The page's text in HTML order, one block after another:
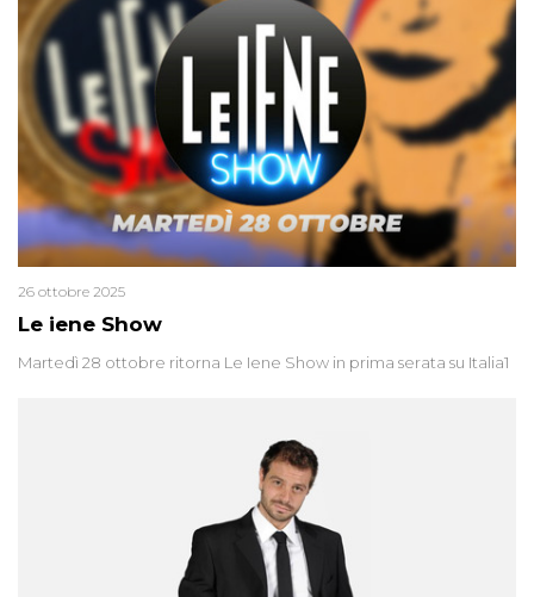
Le iene Show
26 ottobre 2025
Martedì 28 ottobre ritorna Le Iene Show in prima serata su Italia1